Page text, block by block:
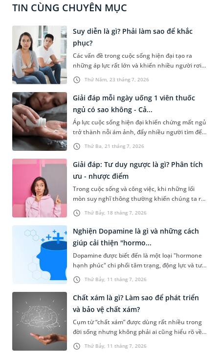
TIN CÙNG CHUYÊN MỤC
Thứ Năm, 23 tháng 7, 2026
Suy diễn là gì? Phải làm sao để khắc
phục?
Các vấn đề trong cuộc sống hiện đại tạo ra
những áp lực rất lớn và khiến nhiều người rơi
vào trạng thái suy nghĩ quá mức hay suy diễn
sự việc đến mức bị vướng vào những vòng xoáy
không hồi kết. Vấn đề này không chỉ gây ảnh
hưởng đến tinh thần mà còn tác động tiêu cực
đến sức khỏe thể chất. Vậy suy diễn là gì? Dưới
đây là câu trả lời cụ thể và một số lời khuyên
giúp bạn khắc phục vấn đề này và có một cuộc
sống chất lượng, tích cực hơn.
Thứ Ba, 21 tháng 7, 2026
Giải đáp mỗi ngày uống 1 viên thuốc
ngủ có sao không - Cả...
Áp lực cuộc sống hiện đại khiến chứng mất ngủ
trở thành nỗi ám ảnh, đẩy nhiều người tìm đến
thuốc an thần như một giải pháp vào mỗi đêm.
Tuy nhiên, việc sử dụng mỗi ngày uống 1 viên
thuốc ngủ có sao không, liệu có gây tác dụng
phụ nào cho sức khỏe không? Bài viết sẽ chia
sẻ chi tiết hơn về vấn đề này ngay sau đây.
Thứ Bảy, 18 tháng 7, 2026
Giải đáp: Tư duy ngược là gì? Phân tích
ưu - nhược điểm
Trong cuộc sống và công việc, khi những lối
mòn suy nghĩ thông thường khiến chúng ta rơi
vào bế tắc, một lối đi đột phá sẽ mở ra nếu bạn
biết cách lật ngược lại vấn đề hay còn gọi là tư
duy ngược. Vậy bản chất tư duy ngược là gì và
làm thế nào để ứng dụng phương pháp này
một cách khoa học nhằm bứt phá giới hạn của
bản thân?
Thứ Bảy, 11 tháng 7, 2026
Nghiện Dopamine là gì và những cách
giúp cải thiện "hormo...
Dopamine được biết đến là một loại "hormone
hạnh phúc" chi phối tâm trạng, động lực và tư
duy sáng tạo của con người. Thay vì tìm cách tự
cải thiện loại hormone này, nhiều người lựa
chọn lạm dụng các kích thích nhân tạo, đẩy cơ
thể vào những cạm bẫy tâm lý nguy hiểm. Vậy
bản chất nghiện Dopamine là gì và hormone
này tác động toàn diện đến sức khỏe ra sao?
MEDLATEC sẽ mang đến cho bạn những thông
tin hữu ích ngay sau đây.
Thứ Bảy, 11 tháng 7, 2026
Chất xám là gì? Làm sao để phát triển
và bảo vệ chất xám?
Cụm từ “chất xám” được dùng rất nhiều trong
đời sống nhưng không phải ai cũng hiểu rõ về
khái niệm này. Khi hiểu rõ về chất xám, bạn sẽ
có thể nhận biết sớm về những dấu hiệu tổn